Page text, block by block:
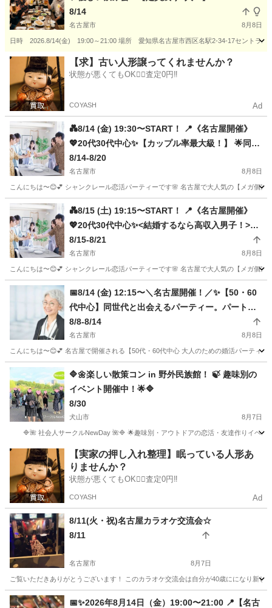
8/14
名古屋市 8月8日
日時 2026.8/14(金) 19:00～21:00 場所 愛知県名古屋市西区名駅2-34-17セントラ
愛知 名古屋市 パーティー 飲み会
【求】古い人形譲ってくれませんか？
状態が悪くてもOK🙆‍♀️査定0円‼️
COYASH Ad
💑8/14 (金) 19:30〜START！ 📍《名古屋開催》
💖20代30代中心✨【カップル率最大級！】 🌟同世
代だから話しやすい♪楽しく盛り上がれる恋活Part
y💓
8/14-8/20
名古屋市 8月8日
こんにちは〜😊💕 シャンクレール恋活パーティーです🌸 名古屋で大人気の【メガ個
愛知 名古屋市 パーティー
💑8/15 (土) 19:15〜START！ 📍《名古屋開催》
💖20代30代中心✨<結婚するなら高収入男子！>ズ
バリ本音で気持ちよく、ぶっちゃけトーク♪🌟💓
8/15-8/21
名古屋市 8月8日
こんにちは〜😊💕 シャンクレール恋活パーティーです🌸 名古屋で大人気の【メガ個
愛知 名古屋市 パーティー
📅8/14 (金) 12:15〜＼名古屋開催！／✨【50・60
代中心】同世代と出会えるパーティー。パートナ
ーと、いつまでも若く元気に🍷
8/8-8/14
名古屋市 8月8日
こんにちは〜😊💕 名古屋で開催される【50代・60代中心 大人のための婚活パーティ
愛知 名古屋市 パーティー
🔷🌼楽しい散策コン in 野外民族館！ 🍃 趣味別の
イベント開催中！🌟🔷
8/30
犬山市 8月7日
🔷🌺 社会人サークルNewDay 🌺🔷 🌟趣味別・アウトドアの恋活・友達作りイベン
愛知 犬山市 パーティー ハイキングコン
【実家の押し入れ整理】眠っている人形あ
りませんか？
状態が悪くてもOK🙆‍♀️査定0円‼️
COYASH Ad
8/11(火・祝)名古屋カラオケ交流会☆
8/11
名古屋市 8月7日
ご覧いただきありがとうございます！ このカラオケ交流会は自分が40歳にになり新
愛知 名古屋市 パーティー 会場
📅✨2026年8月14日（金）19:00〜21:00 📍【名古